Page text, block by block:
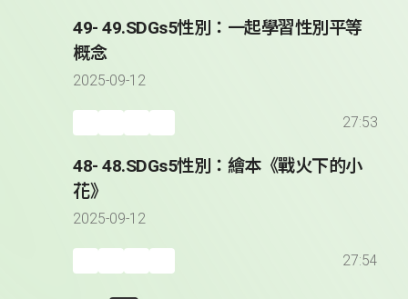
49- 49.SDGs5性別：一起學習性別平等
概念
2025-09-12
27:53
48- 48.SDGs5性別：繪本《戰火下的小
花》
2025-09-12
27:54